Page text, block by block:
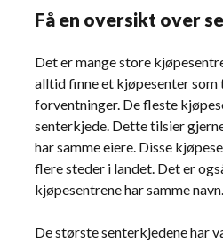
Få en oversikt over
Det er mange store
alltid finne et kjøpesenter
forventninger. De fleste
senterkjede. Dette tilsier
har samme eiere. Disse
flere steder i landet. Det er
kjøpesentrene har samme navn.
De største senterkjedene har